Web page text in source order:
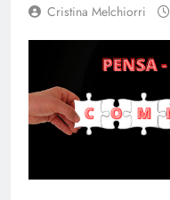
Cristina Melchiorri